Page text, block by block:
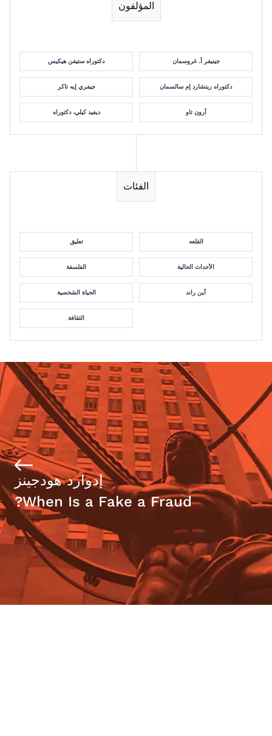
المؤلفون
دكتوراه ستيفن هيكيس جينيفر أ. غروسمان
جيفري إيه تاكر دكتوراه ريتشارد إم سالسمان
ديفيد كيلي، دكتوراه آرون تاو
الفئات
تعليق القلعه
الفلسفة الأحداث الحالية
الحياة الشخصية آين راند
الثقافة
إدوارد هودجينز
When Is a Fake a Fraud?